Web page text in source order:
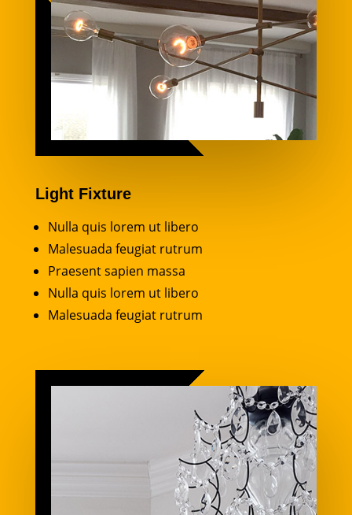
Light Fixture
Nulla quis lorem ut libero
Malesuada feugiat rutrum
Praesent sapien massa
Nulla quis lorem ut libero
Malesuada feugiat rutrum